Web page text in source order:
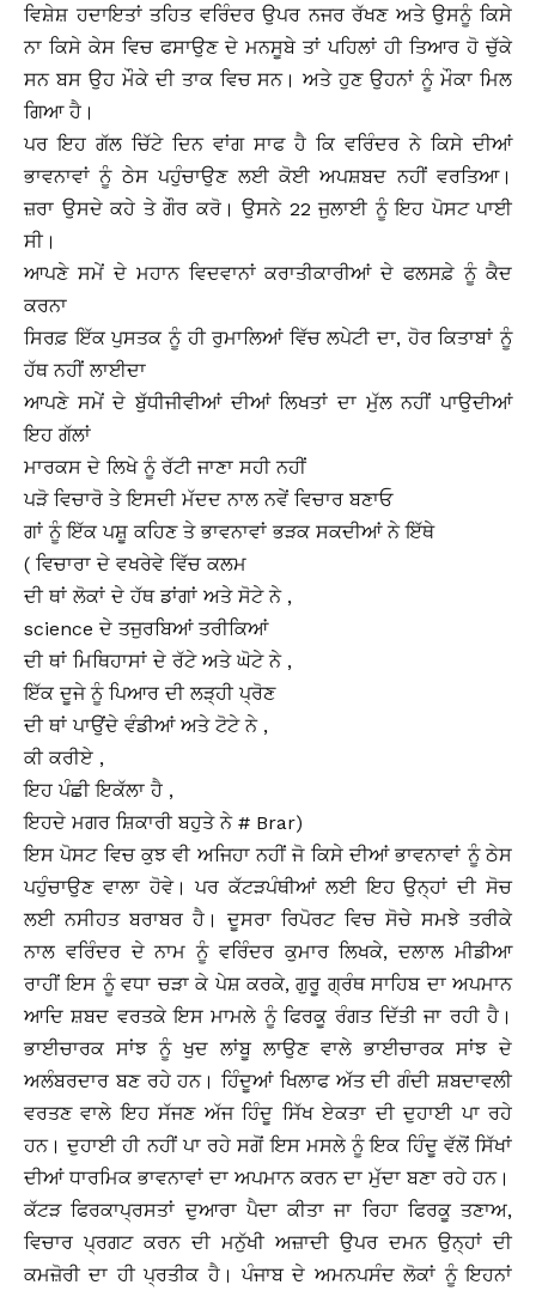
ਵਿਸ਼ੇਸ਼ ਹਦਾਇਤਾਂ ਤਹਿਤ ਵਰਿੰਦਰ ਉਪਰ ਨਜਰ ਰੱਖਣ ਅਤੇ ਉਸਨੂੰ ਕਿਸੇ
ਨਾ ਕਿਸੇ ਕੇਸ ਵਿਚ ਫਸਾਉਣ ਦੇ ਮਨਸੂਬੇ ਤਾਂ ਪਹਿਲਾਂ ਹੀ ਤਿਆਰ ਹੋ ਚੁੱਕੇ
ਸਨ ਬਸ ਉਹ ਮੌਕੇ ਦੀ ਤਾਕ ਵਿਚ ਸਨ। ਅਤੇ ਹੁਣ ਉਹਨਾਂ ਨੂੰ ਮੌਕਾ ਮਿਲ
ਗਿਆ ਹੈ।
ਪਰ ਇਹ ਗੱਲ ਚਿੱਟੇ ਦਿਨ ਵਾਂਗ ਸਾਫ ਹੈ ਕਿ ਵਰਿੰਦਰ ਨੇ ਕਿਸੇ ਦੀਆਂ
ਭਾਵਨਾਵਾਂ ਨੂੰ ਠੇਸ ਪਹੁੰਚਾਉਣ ਲਈ ਕੋਈ ਅਪਸ਼ਬਦ ਨਹੀਂ ਵਰਤਿਆ।
ਜ਼ਰਾ ਉਸਦੇ ਕਹੇ ਤੇ ਗੌਰ ਕਰੋ। ਉਸਨੇ 22 ਜੁਲਾਈ ਨੂੰ ਇਹ ਪੋਸਟ ਪਾਈ
ਸੀ।
ਆਪਣੇ ਸਮੇਂ ਦੇ ਮਹਾਨ ਵਿਦਵਾਨਾਂ ਕਰਾਤੀਕਾਰੀਆਂ ਦੇ ਫਲਸਫ਼ੇ ਨੂੰ ਕੈਦ
ਕਰਨਾ
ਸਿਰਫ਼ ਇੱਕ ਪੁਸਤਕ ਨੂੰ ਹੀ ਰੁਮਾਲਿਆਂ ਵਿੱਚ ਲਪੇਟੀ ਦਾ, ਹੋਰ ਕਿਤਾਬਾਂ ਨੂੰ
ਹੱਥ ਨਹੀਂ ਲਾਈਦਾ
ਆਪਣੇ ਸਮੇਂ ਦੇ ਬੁੱਧੀਜੀਵੀਆਂ ਦੀਆਂ ਲਿਖਤਾਂ ਦਾ ਮੁੱਲ ਨਹੀਂ ਪਾਉਦੀਆਂ
ਇਹ ਗੱਲਾਂ
ਮਾਰਕਸ ਦੇ ਲਿਖੇ ਨੂੰ ਰੱਟੀ ਜਾਣਾ ਸਹੀ ਨਹੀਂ
ਪੜੋ ਵਿਚਾਰੋ ਤੇ ਇਸਦੀ ਮੱਦਦ ਨਾਲ ਨਵੇਂ ਵਿਚਾਰ ਬਣਾਓ
ਗਾਂ ਨੂੰ ਇੱਕ ਪਸ਼ੂ ਕਹਿਣ ਤੇ ਭਾਵਨਾਵਾਂ ਭੜਕ ਸਕਦੀਆਂ ਨੇ ਇੱਥੇ
( ਵਿਚਾਰਾ ਦੇ ਵਖਰੇਵੇ ਵਿੱਚ ਕਲਮ
ਦੀ ਥਾਂ ਲੋਕਾਂ ਦੇ ਹੱਥ ਡਾਂਗਾਂ ਅਤੇ ਸੋਟੇ ਨੇ ,
science ਦੇ ਤਜੁਰਬਿਆਂ ਤਰੀਕਿਆਂ
ਦੀ ਥਾਂ ਮਿਥਿਹਾਸਾਂ ਦੇ ਰੱਟੇ ਅਤੇ ਘੋਟੇ ਨੇ ,
ਇੱਕ ਦੂਜੇ ਨੂੰ ਪਿਆਰ ਦੀ ਲੜ੍ਹੀ ਪ੍ਰੋਣ
ਦੀ ਥਾਂ ਪਾਉਂਦੇ ਵੰਡੀਆਂ ਅਤੇ ਟੋਟੇ ਨੇ ,
ਕੀ ਕਰੀਏ ,
ਇਹ ਪੰਛੀ ਇਕੱਲਾ ਹੈ ,
ਇਹਦੇ ਮਗਰ ਸ਼ਿਕਾਰੀ ਬਹੁਤੇ ਨੇ # Brar)
ਇਸ ਪੋਸਟ ਵਿਚ ਕੁਝ ਵੀ ਅਜਿਹਾ ਨਹੀਂ ਜੋ ਕਿਸੇ ਦੀਆਂ ਭਾਵਨਾਵਾਂ ਨੂੰ ਠੇਸ
ਪਹੁੰਚਾਉਣ ਵਾਲਾ ਹੋਵੇ। ਪਰ ਕੱਟੜਪੰਥੀਆਂ ਲਈ ਇਹ ਉਨ੍ਹਾਂ ਦੀ ਸੋਚ
ਲਈ ਨਸੀਹਤ ਬਰਾਬਰ ਹੈ। ਦੂਸਰਾ ਰਿਪੋਰਟ ਵਿਚ ਸੋਚੇ ਸਮਝੇ ਤਰੀਕੇ
ਨਾਲ ਵਰਿੰਦਰ ਦੇ ਨਾਮ ਨੂੰ ਵਰਿੰਦਰ ਕੁਮਾਰ ਲਿਖਕੇ, ਦਲਾਲ ਮੀਡੀਆ
ਰਾਹੀਂ ਇਸ ਨੂੰ ਵਧਾ ਚੜਾ ਕੇ ਪੇਸ਼ ਕਰਕੇ, ਗੁਰੂ ਗ੍ਰੰਥ ਸਾਹਿਬ ਦਾ ਅਪਮਾਨ
ਆਦਿ ਸ਼ਬਦ ਵਰਤਕੇ ਇਸ ਮਾਮਲੇ ਨੂੰ ਫਿਰਕੂ ਰੰਗਤ ਦਿੱਤੀ ਜਾ ਰਹੀ ਹੈ।
ਭਾਈਚਾਰਕ ਸਾਂਝ ਨੂੰ ਖੁਦ ਲਾਂਬੂ ਲਾਉਣ ਵਾਲੇ ਭਾਈਚਾਰਕ ਸਾਂਝ ਦੇ
ਅਲੰਬਰਦਾਰ ਬਣ ਰਹੇ ਹਨ। ਹਿੰਦੂਆਂ ਖਿਲਾਫ ਅੱਤ ਦੀ ਗੰਦੀ ਸ਼ਬਦਾਵਲੀ
ਵਰਤਣ ਵਾਲੇ ਇਹ ਸੱਜਣ ਅੱਜ ਹਿੰਦੂ ਸਿੱਖ ਏਕਤਾ ਦੀ ਦੁਹਾਈ ਪਾ ਰਹੇ
ਹਨ। ਦੁਹਾਈ ਹੀ ਨਹੀਂ ਪਾ ਰਹੇ ਸਗੋਂ ਇਸ ਮਸਲੇ ਨੂੰ ਇਕ ਹਿੰਦੂ ਵੱਲੋਂ ਸਿੱਖਾਂ
ਦੀਆਂ ਧਾਰਮਿਕ ਭਾਵਨਾਵਾਂ ਦਾ ਅਪਮਾਨ ਕਰਨ ਦਾ ਮੁੱਦਾ ਬਣਾ ਰਹੇ ਹਨ।
ਕੱਟੜ ਫਿਰਕਾਪ੍ਰਸਤਾਂ ਦੁਆਰਾ ਪੈਦਾ ਕੀਤਾ ਜਾ ਰਿਹਾ ਫਿਰਕੂ ਤਣਾਅ,
ਵਿਚਾਰ ਪ੍ਰਗਟ ਕਰਨ ਦੀ ਮਨੁੱਖੀ ਅਜ਼ਾਦੀ ਉਪਰ ਦਮਨ ਉਨ੍ਹਾਂ ਦੀ
ਕਮਜ਼ੋਰੀ ਦਾ ਹੀ ਪ੍ਰਤੀਕ ਹੈ। ਪੰਜਾਬ ਦੇ ਅਮਨਪਸੰਦ ਲੋਕਾਂ ਨੂੰ ਇਹਨਾਂ